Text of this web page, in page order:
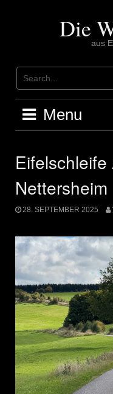
Die
aus
Menu
Nettersheim
28. SEPTEMBER 2025